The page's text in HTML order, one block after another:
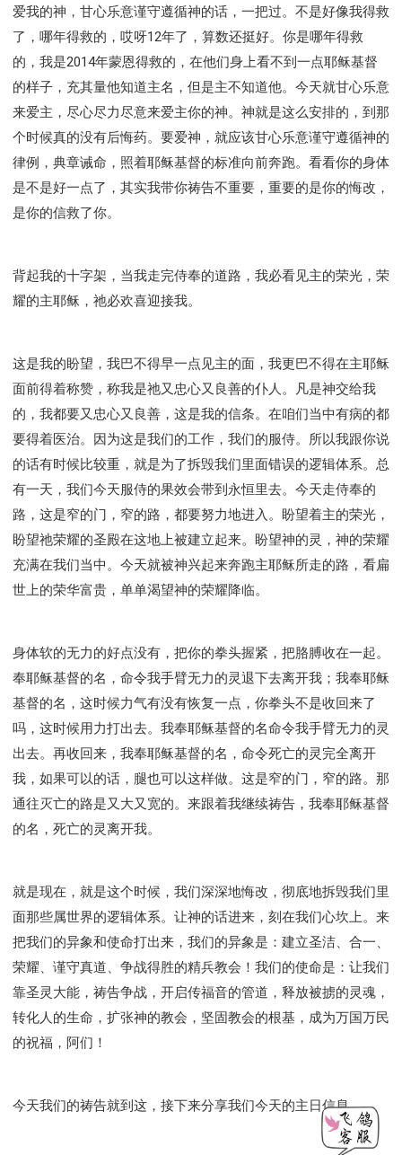
爱我的神，甘心乐意谨守遵循神的话，一把过。不是好像我得救
了，哪年得救的，哎呀12年了，算数还挺好。你是哪年得救
的，我是2014年蒙恩得救的，在他们身上看不到一点耶稣基督
的样子，充其量他知道主名，但是主不知道他。今天就甘心乐意
来爱主，尽心尽力尽意来爱主你的神。神就是这么安排的，到那
个时候真的没有后悔药。要爱神，就应该甘心乐意谨守遵循神的
律例，典章诫命，照着耶稣基督的标准向前奔跑。看看你的身体
是不是好一点了，其实我带你祷告不重要，重要的是你的悔改，
是你的信救了你。
背起我的十字架，当我走完侍奉的道路，我必看见主的荣光，荣
耀的主耶稣，祂必欢喜迎接我。
这是我的盼望，我巴不得早一点见主的面，我更巴不得在主耶稣
面前得着称赞，称我是祂又忠心又良善的仆人。凡是神交给我
的，我都要又忠心又良善，这是我的信条。在咱们当中有病的都
要得着医治。因为这是我们的工作，我们的服侍。所以我跟你说
的话有时候比较重，就是为了拆毁我们里面错误的逻辑体系。总
有一天，我们今天服侍的果效会带到永恒里去。今天走侍奉的
路，这是窄的门，窄的路，都要努力地进入。盼望着主的荣光，
盼望祂荣耀的圣殿在这地上被建立起来。盼望神的灵，神的荣耀
充满在我们当中。今天就被神兴起来奔跑主耶稣所走的路，看扁
世上的荣华富贵，单单渴望神的荣耀降临。
身体软的无力的好点没有，把你的拳头握紧，把胳膊收在一起。
奉耶稣基督的名，命令我手臂无力的灵退下去离开我；我奉耶稣
基督的名，这时候力气有没有恢复一点，你拳头不是收回来了
吗，这时候用力打出去。我奉耶稣基督的名命令我手臂无力的灵
出去。再收回来，我奉耶稣基督的名，命令死亡的灵完全离开
我，如果可以的话，腿也可以这样做。这是窄的门，窄的路。那
通往灭亡的路是又大又宽的。来跟着我继续祷告，我奉耶稣基督
的名，死亡的灵离开我。
就是现在，就是这个时候，我们深深地悔改，彻底地拆毁我们里
面那些属世界的逻辑体系。让神的话进来，刻在我们心坎上。来
把我们的异象和使命打出来，我们的异象是：建立圣洁、合一、
荣耀、谨守真道、争战得胜的精兵教会！我们的使命是：让我们
靠圣灵大能，祷告争战，开启传福音的管道，释放被掳的灵魂，
转化人的生命，扩张神的教会，坚固教会的根基，成为万国万民
的祝福，阿们！
今天我们的祷告就到这，接下来分享我们今天的主日信息。